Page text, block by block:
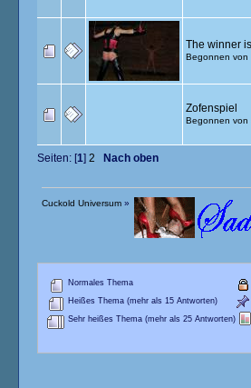
The winner
Begonnen von
Zofenspiel
Begonnen von
Seiten: [1] 2 Nach oben
Cuckold Universum »
Normales Thema
Heißes Thema (mehr als 15 Antworten)
Sehr heißes Thema (mehr als 25 Antworten)